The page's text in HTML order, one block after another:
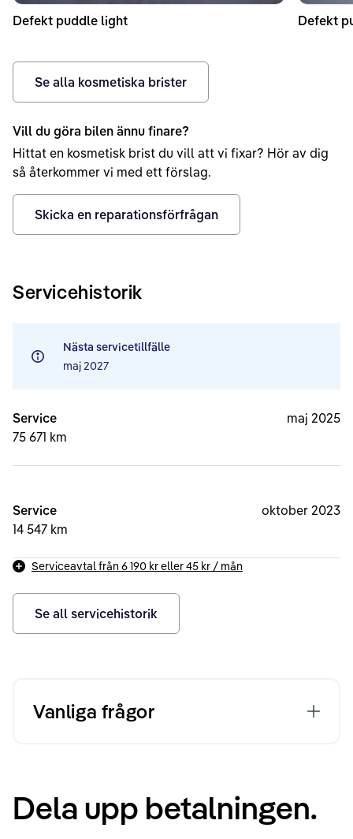
Defekt puddle light Defekt
Se alla kosmetiska brister
Vill du göra bilen ännu finare?
Hittat en kosmetisk brist du vill att vi fixar? Hör av dig
så återkommer vi med ett förslag.
Skicka en reparationsförfrågan
Servicehistorik
Nästa servicetillfälle
maj 2027
Service
75 671 km
maj 2025
Service
14 547 km
oktober 2023
Serviceavtal från 6 190 kreller45 kr / mån
Se all servicehistorik
Vanliga frågor
Dela upp betalningen.